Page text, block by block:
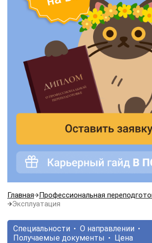
Главная
Профессиональная
Эксплуатация
Специальности
О направлении
Получаемые документы
Цена